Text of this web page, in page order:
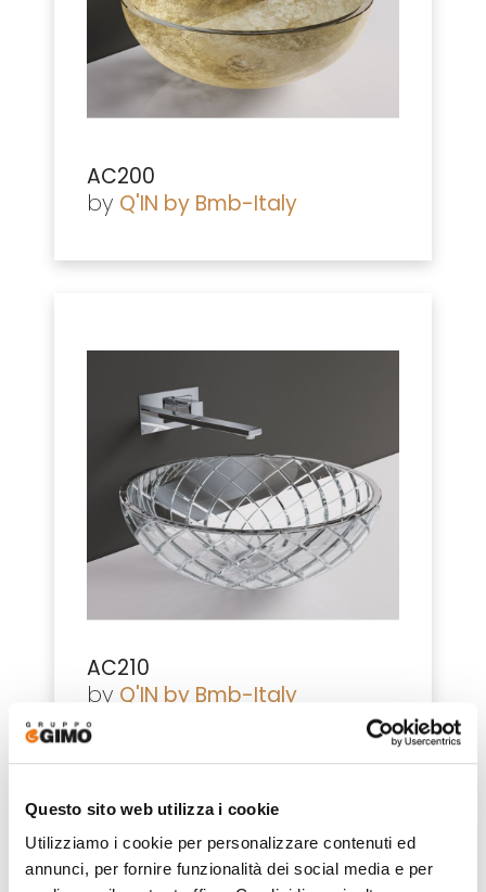
Questo sito web utilizza i cookie
Utilizziamo i cookie per personalizzare contenuti ed
annunci, per fornire funzionalità dei social media e per
AC200
by Q'IN by Bmb-Italy
AC210
by Q'IN by Bmb-Italy